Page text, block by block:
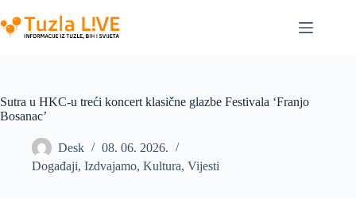
to
content
Sutra u HKC-u treći koncert klasične glazbe Festivala ‘Franjo
Bosanac’
Desk
08. 06. 2026.
Događaji, Izdvajamo, Kultura, Vijesti